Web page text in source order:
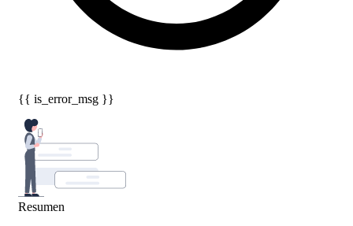
{{ is_error_msg }}
Resumen